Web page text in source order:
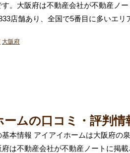
。大阪府は不動産会社が不動産ノ
店舗あり、全国で5番目に多いエリ
大阪府
ームの口コミ・評判情
本情報 アイアイホームは大阪府の
は不動産会社が不動産ノートに掲